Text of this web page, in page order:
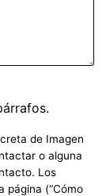
de Imagen
o alguna
Los
página (“Cómo